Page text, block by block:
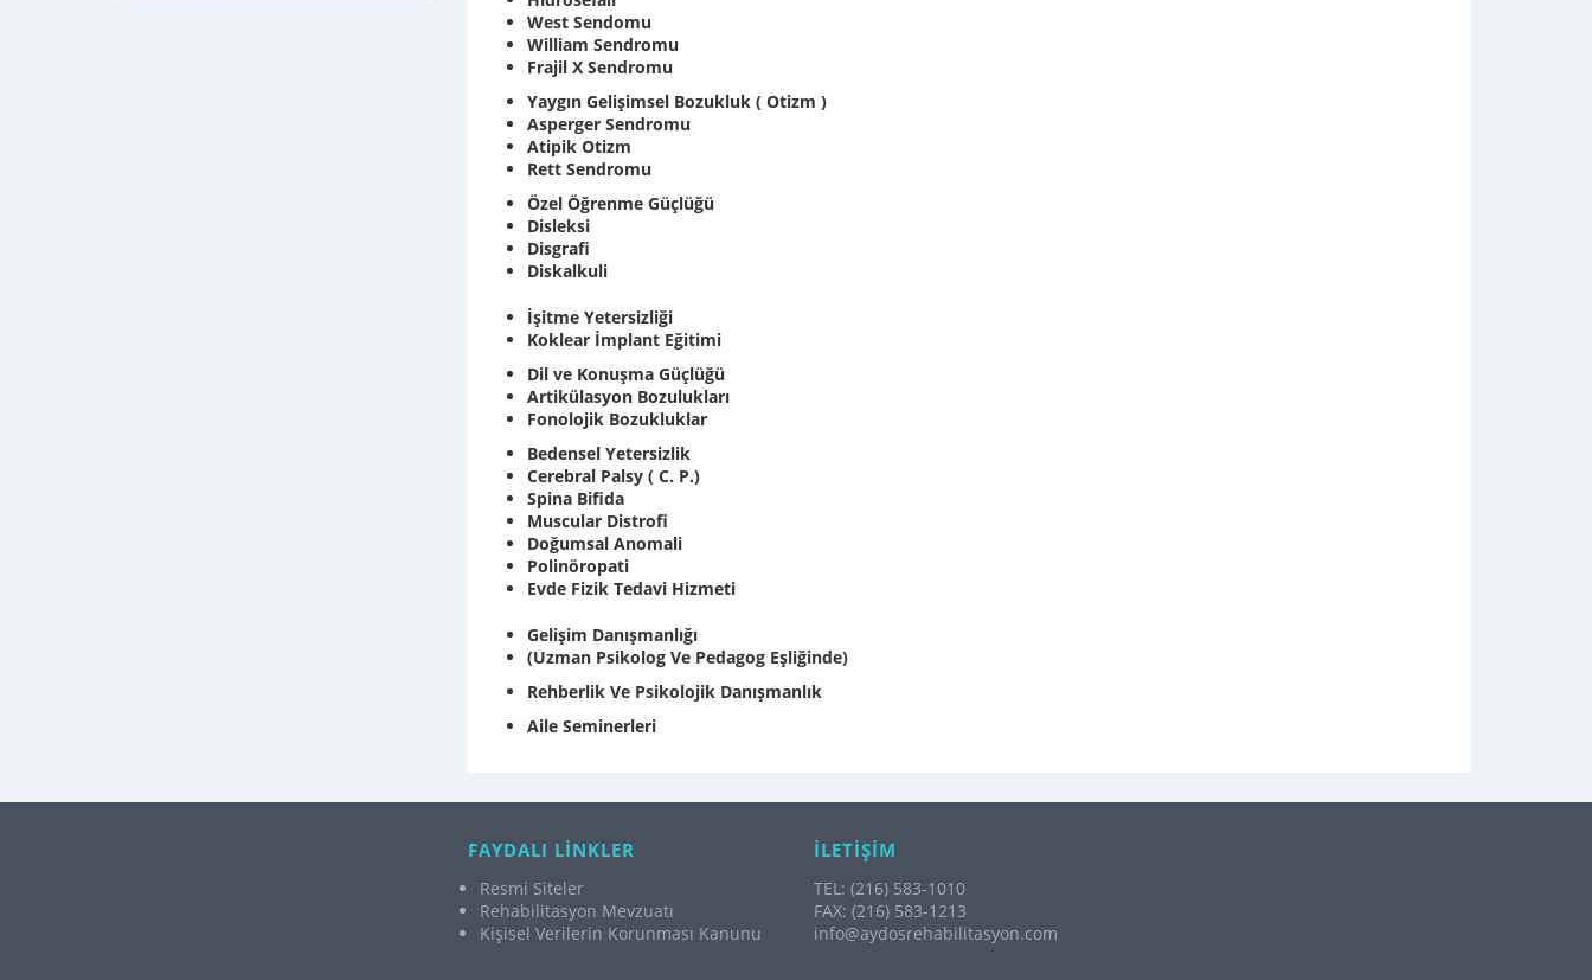
West Sendomu
William Sendromu
Frajil X Sendromu
Yaygın Gelişimsel Bozukluk ( Otizm )
Asperger Sendromu
Atipik Otizm
Rett Sendromu
Özel Öğrenme Güçlüğü
Disleksi
Disgrafi
Diskalkuli
İşitme Yetersizliği
Koklear İmplant Eğitimi
Dil ve Konuşma Güçlüğü
Artikülasyon Bozulukları
Fonolojik Bozukluklar
Bedensel Yetersizlik
Cerebral Palsy ( C. P.)
Spina Bifida
Muscular Distrofi
Doğumsal Anomali
Polinöropati
Evde Fizik Tedavi Hizmeti
Gelişim Danışmanlığı
(Uzman Psikolog Ve Pedagog Eşliğinde)
Rehberlik Ve Psikolojik Danışmanlık
Aile Seminerleri
FAYDALI LİNKLER
Resmi Siteler
Rehabilitasyon Mevzuatı
Kişisel Verilerin Korunması Kanunu
İLETİŞİM
TEL: (216) 583-1010
FAX: (216) 583-1213
info@aydosrehabilitasyon.com